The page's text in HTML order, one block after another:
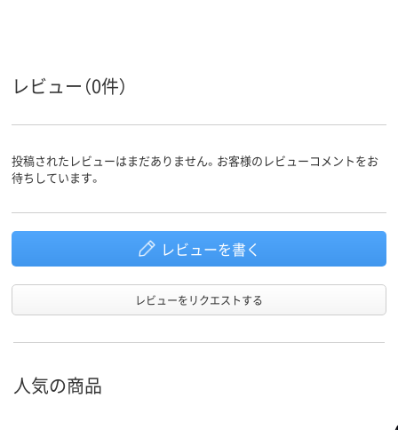
レビュー（0件）
投稿されたレビューはまだありません。お客様のレビューコメントをお
待ちしています。
レビューを書く
レビューをリクエストする
人気の商品